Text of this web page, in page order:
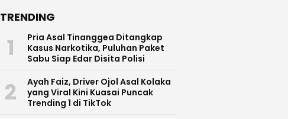
TRENDING
1
Pria Asal Tinanggea Ditangkap
Kasus Narkotika, Puluhan Paket
Sabu Siap Edar Disita Polisi
2
Ayah Faiz, Driver Ojol Asal Kolaka
yang Viral Kini Kuasai Puncak
Trending 1 di TikTok